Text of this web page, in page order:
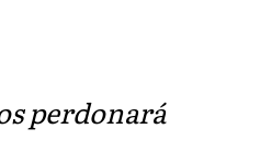
perdonará